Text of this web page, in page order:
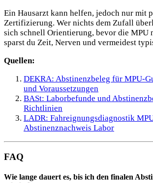
Ein Hausarzt kann helfen, jedoch nur mit
Zertifizierung. Wer nichts dem Zufall
sich schnell Orientierung, bevor die MPU
sparst du Zeit, Nerven und vermeidest
Quellen:
DEKRA: Abstinenzbeleg für MPU-
und Voraussetzungen
BASt: Laborbefunde und
Richtlinien
LADR: Fahreignungsdiagnostik
Abstinenznachweis Labor
FAQ
Wie lange dauert es, bis ich den finalen